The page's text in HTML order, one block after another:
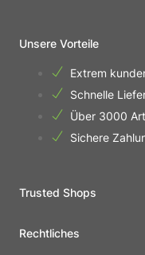
Unsere Vorteile
Extrem
Schnelle
Über 3000
Sichere
Trusted Shops
Rechtliches